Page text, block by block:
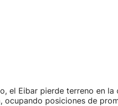
el Eibar pierde terreno en
ocupando posiciones de